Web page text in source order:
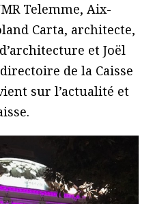
Telemme, Aix-
Carta, architecte,
et Joël
de la Caisse
sur l’actualité et